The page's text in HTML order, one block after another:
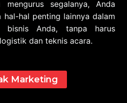
mengurus segalanya, Anda
hal penting lainnya dalam
bisnis Anda, tanpa harus
dan teknis acara.
Marketing